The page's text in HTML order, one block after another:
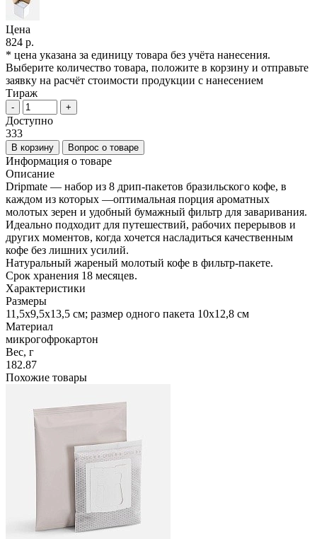
Цена
824 р.
* цена указана за единицу товара без учёта нанесения.
Выберите количество товара, положите в корзину и отправьте
заявку на расчёт стоимости продукции с нанесением
Тираж
- +
Доступно
333
В корзину Вопрос о товаре
Информация о товаре
Описание
Dripmate — набор из 8 дрип-пакетов бразильского кофе, в
каждом из которых —оптимальная порция ароматных
молотых зерен и удобный бумажный фильтр для заваривания.
Идеально подходит для путешествий, рабочих перерывов и
других моментов, когда хочется насладиться качественным
кофе без лишних усилий.
Натуральный жареный молотый кофе в фильтр-пакете.
Срок хранения 18 месяцев.
Характеристики
Размеры
11,5x9,5x13,5 см; размер одного пакета 10х12,8 см
Материал
микрогофрокартон
Вес, г
182.87
Похожие товары